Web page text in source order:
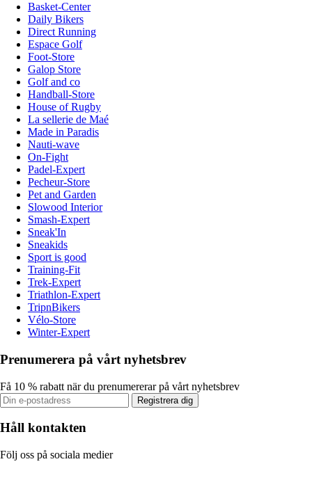
Basket-Center
Daily Bikers
Direct Running
Espace Golf
Foot-Store
Galop Store
Golf and co
Handball-Store
House of Rugby
La sellerie de Maé
Made in Paradis
Nauti-wave
On-Fight
Padel-Expert
Pecheur-Store
Pet and Garden
Slowood Interior
Smash-Expert
Sneak'In
Sneakids
Sport is good
Training-Fit
Trek-Expert
Triathlon-Expert
TripnBikers
Vélo-Store
Winter-Expert
Prenumerera på vårt nyhetsbrev
Få 10 % rabatt när du prenumererar på vårt nyhetsbrev
Registrera dig
Håll kontakten
Följ oss på sociala medier